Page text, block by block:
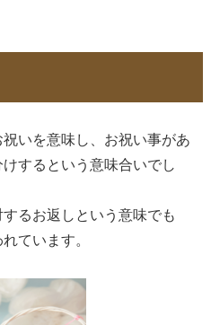
いを意味し、お祝い事があ
するという意味合いでし
るお返しという意味でも
ています。